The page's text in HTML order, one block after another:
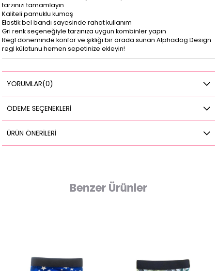
tarzınızı tamamlayın.
Kaliteli pamuklu kumaş
Elastik bel bandı sayesinde rahat kullanım
Gri renk seçeneğiyle tarzınıza uygun kombinler yapın
Regl döneminde konfor ve şıklığı bir arada sunan Alphadog Design
regl külotunu hemen sepetinize ekleyin!
YORUMLAR(0)
ÖDEME SEÇENEKLERI
ÜRÜN ÖNERILERI
Benzer Ürünler